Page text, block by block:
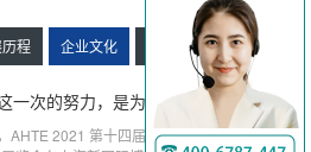
程 企业文化 组织架构
展会回顾 | 这一次的努力，是为了下一次更好地相遇 07-30
AHTE 2021 第十四届上海国际工业装